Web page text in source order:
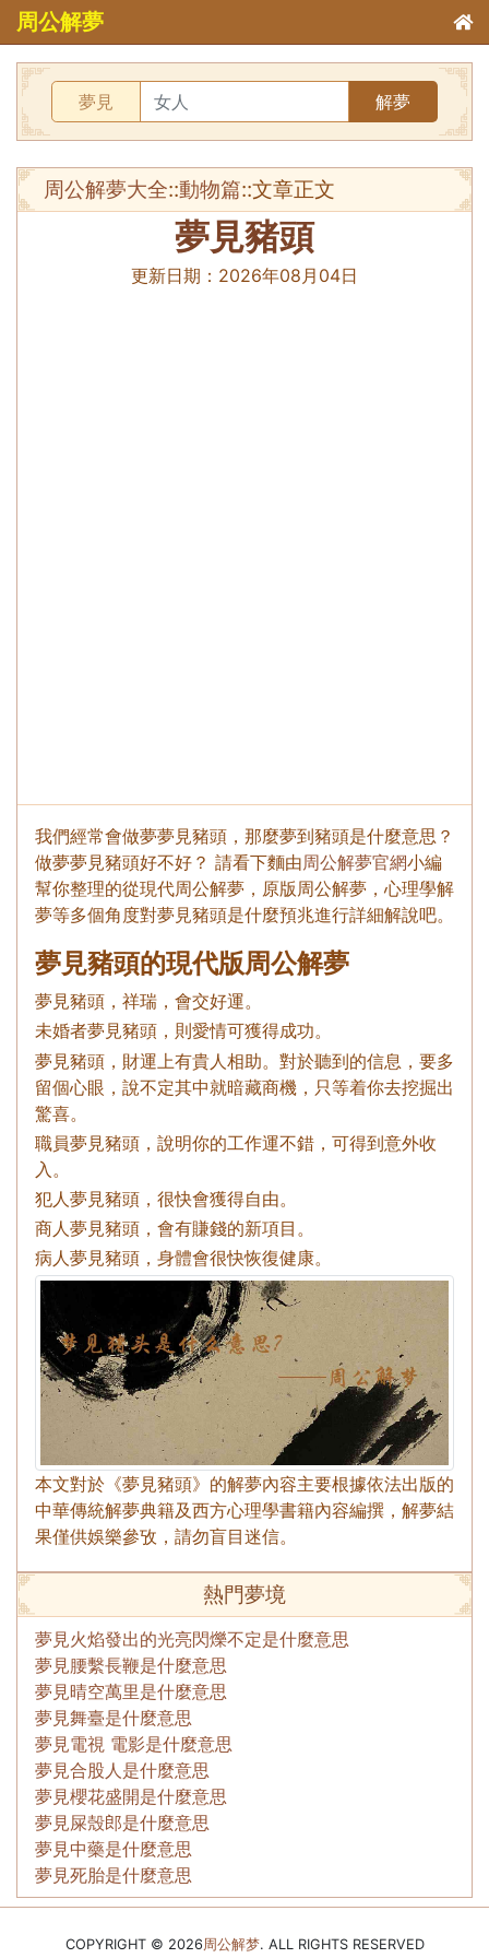
周公解夢
夢見 解夢
周公解夢大全::動物篇::文章正文
夢見豬頭
更新日期： 2026年08月04日
我們經常會做夢夢見豬頭，那麼夢到豬頭是什麼意思？
做夢夢見豬頭好不好？ 請看下麵由周公解夢官網小編
幫你整理的從現代周公解夢，原版周公解夢，心理學解
夢等多個角度對夢見豬頭是什麼預兆進行詳細解說吧。
夢見豬頭的現代版周公解夢
夢見豬頭，祥瑞，會交好運。
未婚者夢見豬頭，則愛情可獲得成功。
夢見豬頭，財運上有貴人相助。對於聽到的信息，要多
留個心眼，說不定其中就暗藏商機，只等着你去挖掘出
驚喜。
職員夢見豬頭，說明你的工作運不錯，可得到意外收
入。
犯人夢見豬頭，很快會獲得自由。
商人夢見豬頭，會有賺錢的新項目。
病人夢見豬頭，身體會很快恢復健康。
本文對於《夢見豬頭》的解夢內容主要根據依法出版的
中華傳統解夢典籍及西方心理學書籍內容編撰，解夢結
果僅供娛樂參攷，請勿盲目迷信。
熱門夢境
夢見火焰發出的光亮閃爍不定是什麼意思
夢見腰繫長鞭是什麼意思
夢見晴空萬里是什麼意思
夢見舞臺是什麼意思
夢見電視 電影是什麼意思
夢見合股人是什麼意思
夢見櫻花盛開是什麼意思
夢見屎殼郎是什麼意思
夢見中藥是什麼意思
夢見死胎是什麼意思
COPYRIGHT © 2026 周公解梦. ALL RIGHTS RESERVED